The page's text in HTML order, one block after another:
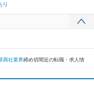
り
商社業界締め切間近の転職・求人情